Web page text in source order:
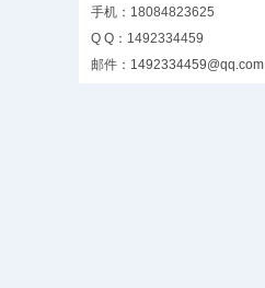
手机：18084823625
Q Q：1492334459
邮件： 1492334459@qq.com